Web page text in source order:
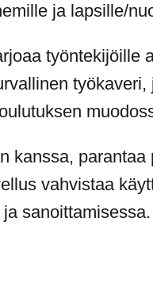
ja lapsille/
työntekijöille
vahvistaa
sanoittamisessa.